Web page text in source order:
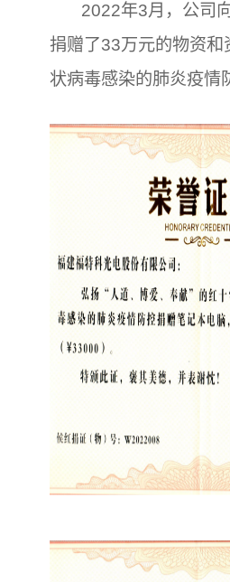
2022年3月，公司向
捐赠了33万元的物资和
状病毒感染的肺炎疫情